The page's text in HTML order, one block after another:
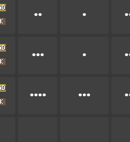
•• •
••• •
•••• •••